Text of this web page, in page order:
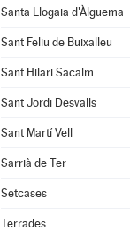
Santa Llogaia d'Àlguema
Sant Feliu de Buixalleu
Sant Hilari Sacalm
Sant Jordi Desvalls
Sant Martí Vell
Sarrià de Ter
Setcases
Terrades